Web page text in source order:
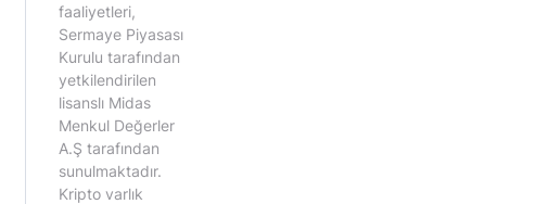
faaliyetleri,
Sermaye Piyasası
Kurulu tarafından
yetkilendirilen
lisanslı Midas
Menkul Değerler
A.Ş tarafından
sunulmaktadır.
Kripto varlık